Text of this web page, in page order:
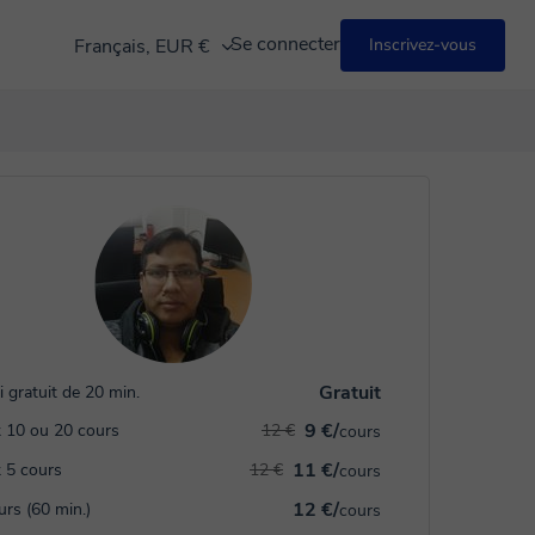
Français, EUR € Se connecter Inscrivez-vous
gratuit de 20 min. Gratuit
10 ou 20 cours 9 €/cours
12 €
5 cours
11 €/cours
12 €
(60 min.)
12 €/cours